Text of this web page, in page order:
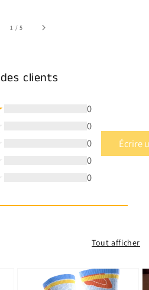
1 /sur
5
clients
0
0
0
0
0
Écrire
Tout afficher